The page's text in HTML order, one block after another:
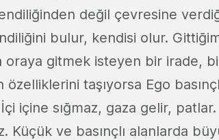
değil çevresine
bulur, kendisi olur.
oraya gitmek isteyen bir irade,
taşıyorsa Ego
içine sığmaz, gaza gelir,
Küçük ve basınçlı alanlarda